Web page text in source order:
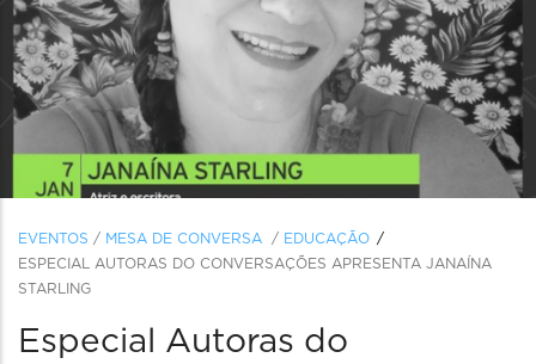
EVENTOS / MESA DE CONVERSA / EDUCAÇÃO
ESPECIAL AUTORAS DO CONVERSAÇÕES APRESENTA JANAÍNA
STARLING
Especial Autoras do